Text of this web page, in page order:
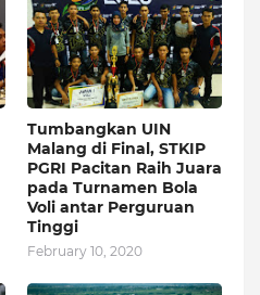
Tumbangkan UIN
Malang di Final, STKIP
PGRI Pacitan Raih Juara
pada Turnamen Bola
Voli antar Perguruan
Tinggi
February 10, 2020